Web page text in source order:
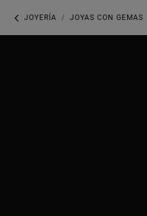
JOYERÍA JOYAS CON GEMAS